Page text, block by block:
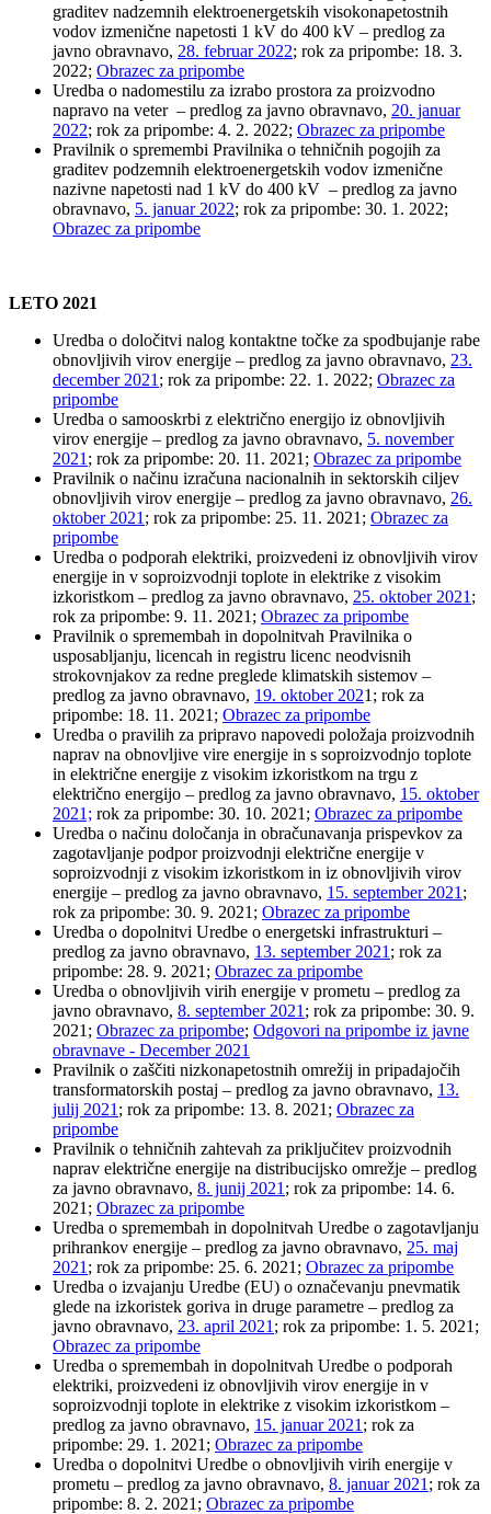
graditev nadzemnih elektroenergetskih visokonapetostnih
vodov izmenične napetosti 1 kV do 400 kV – predlog za
javno obravnavo, 28. februar 2022; rok za pripombe: 18. 3.
2022; Obrazec za pripombe
Uredba o nadomestilu za izrabo prostora za proizvodno
napravo na veter – predlog za javno obravnavo, 20. januar
2022; rok za pripombe: 4. 2. 2022; Obrazec za pripombe
Pravilnik o spremembi Pravilnika o tehničnih pogojih za
graditev podzemnih elektroenergetskih vodov izmenične
nazivne napetosti nad 1 kV do 400 kV – predlog za javno
obravnavo, 5. januar 2022; rok za pripombe: 30. 1. 2022;
Obrazec za pripombe
LETO 2021
Uredba o določitvi nalog kontaktne točke za spodbujanje rabe
obnovljivih virov energije – predlog za javno obravnavo, 23.
december 2021 ; rok za pripombe: 22. 1. 2022; Obrazec za
pripombe
Uredba o samooskrbi z električno energijo iz obnovljivih
virov energije – predlog za javno obravnavo, 5. november
2021 ; rok za pripombe: 20. 11. 2021; Obrazec za pripombe
Pravilnik o načinu izračuna nacionalnih in sektorskih ciljev
obnovljivih virov energije – predlog za javno obravnavo, 26.
oktober 2021 ; rok za pripombe: 25. 11. 2021; Obrazec za
pripombe
Uredba o podporah elektriki, proizvedeni iz obnovljivih virov
energije in v soproizvodnji toplote in elektrike z visokim
izkoristkom – predlog za javno obravnavo, 25. oktober 2021 ;
rok za pripombe: 9. 11. 2021; Obrazec za pripombe
Pravilnik o spremembah in dopolnitvah Pravilnika o
usposabljanju, licencah in registru licenc neodvisnih
strokovnjakov za redne preglede klimatskih sistemov –
predlog za javno obravnavo, 19. oktober 2021; rok za
pripombe: 18. 11. 2021; Obrazec za pripombe
Uredba o pravilih za pripravo napovedi položaja proizvodnih
naprav na obnovljive vire energije in s soproizvodnjo toplote
in električne energije z visokim izkoristkom na trgu z
električno energijo – predlog za javno obravnavo, 15. oktober
2021; rok za pripombe: 30. 10. 2021; Obrazec za pripombe
Uredba o načinu določanja in obračunavanja prispevkov za
zagotavljanje podpor proizvodnji električne energije v
soproizvodnji z visokim izkoristkom in iz obnovljivih virov
energije – predlog za javno obravnavo, 15. september 2021 ;
rok za pripombe: 30. 9. 2021; Obrazec za pripombe
Uredba o dopolnitvi Uredbe o energetski infrastrukturi –
predlog za javno obravnavo, 13. september 2021 ; rok za
pripombe: 28. 9. 2021; Obrazec za pripombe
Uredba o obnovljivih virih energije v prometu – predlog za
javno obravnavo, 8. september 2021 ; rok za pripombe: 30. 9.
2021; Obrazec za pripombe; Odgovori na pripombe iz javne
obravnave - December 2021
Pravilnik o zaščiti nizkonapetostnih omrežij in pripadajočih
transformatorskih postaj – predlog za javno obravnavo, 13.
julij 2021 ; rok za pripombe: 13. 8. 2021; Obrazec za
pripombe
Pravilnik o tehničnih zahtevah za priključitev proizvodnih
naprav električne energije na distribucijsko omrežje – predlog
za javno obravnavo, 8. junij 2021 ; rok za pripombe: 14. 6.
2021; Obrazec za pripombe
Uredba o spremembah in dopolnitvah Uredbe o zagotavljanju
prihrankov energije – predlog za javno obravnavo, 25. maj
2021 ; rok za pripombe: 25. 6. 2021; Obrazec za pripombe
Uredba o izvajanju Uredbe (EU) o označevanju pnevmatik
glede na izkoristek goriva in druge parametre – predlog za
javno obravnavo, 23. april 2021 ; rok za pripombe: 1. 5. 2021;
Obrazec za pripombe
Uredba o spremembah in dopolnitvah Uredbe o podporah
elektriki, proizvedeni iz obnovljivih virov energije in v
soproizvodnji toplote in elektrike z visokim izkoristkom –
predlog za javno obravnavo, 15. januar 2021 ; rok za
pripombe: 29. 1. 2021; Obrazec za pripombe
Uredba o dopolnitvi Uredbe o obnovljivih virih energije v
prometu – predlog za javno obravnavo, 8. januar 2021 ; rok za
pripombe: 8. 2. 2021; Obrazec za pripombe